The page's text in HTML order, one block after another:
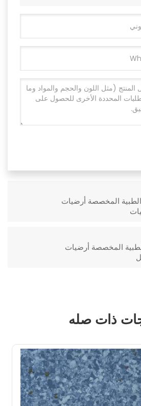
المخصصة أرضيات
المخصصة أرضيات
ذات صله